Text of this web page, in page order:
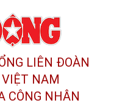
LIÊN ĐOÀN
NAM
CÔNG NHÂN